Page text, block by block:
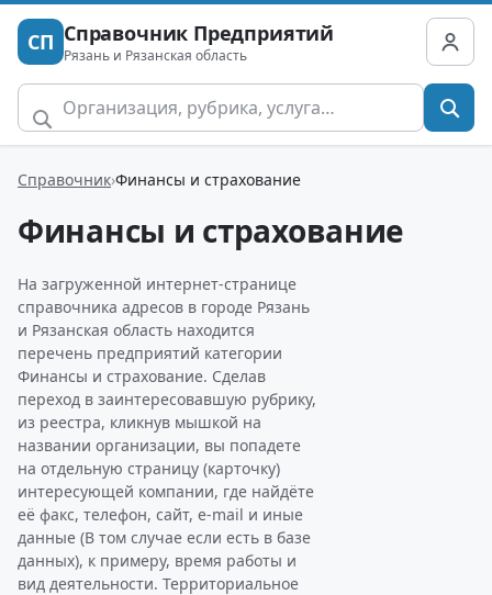
СП Справочник Предприятий
Рязань и Рязанская область
Справочник Финансы и страхование
Финансы и страхование
На загруженной интернет-странице
справочника адресов в городе Рязань
и Рязанская область находится
перечень предприятий категории
Финансы и страхование. Сделав
переход в заинтересовавшую рубрику,
из реестра, кликнув мышкой на
названии организации, вы попадете
на отдельную страницу (карточку)
интересующей компании, где найдёте
её факс, телефон, сайт, e-mail и иные
данные (В том случае если есть в базе
данных), к примеру, время работы и
вид деятельности. Территориальное